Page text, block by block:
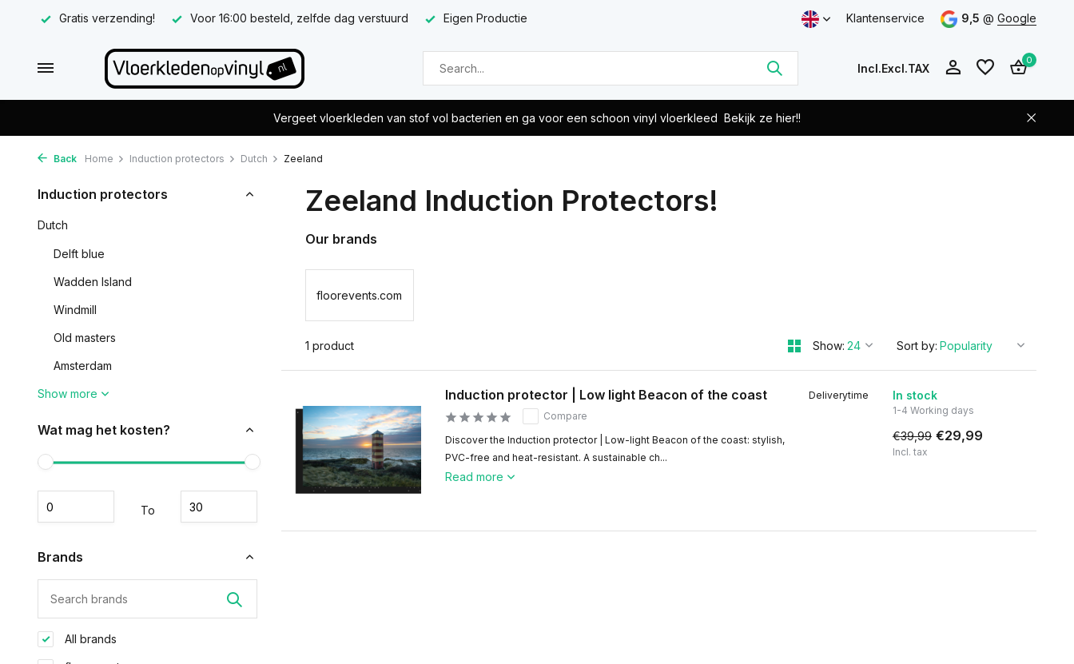
Gratis verzending! Voor 16:00 besteld, zelfde dag verstuurd Eigen Productie Klantenservice 9,5 @ Google
Incl.Excl.TAX
0
Vergeet vloerkleden van stof vol bacterien en ga voor een schoon vinyl vloerkleed Bekijk ze hier!!
Back Home Induction protectors Dutch Zeeland
Induction protectors
Dutch
Delft blue
Wadden Island
Windmill
Old masters
Amsterdam
Show more
Wat mag het kosten?
To
Brands
All brands
Zeeland Induction Protectors!
Our brands
floorevents.com
1 product Show: Sort by:
Induction protector | Low light Beacon of the coast
Compare
Discover the Induction protector | Low-light Beacon of the coast: stylish,
PVC-free and heat-resistant. A sustainable ch...
Read more
Deliverytime In stock
1-4 Working days
€39,99 €29,99
Incl. tax